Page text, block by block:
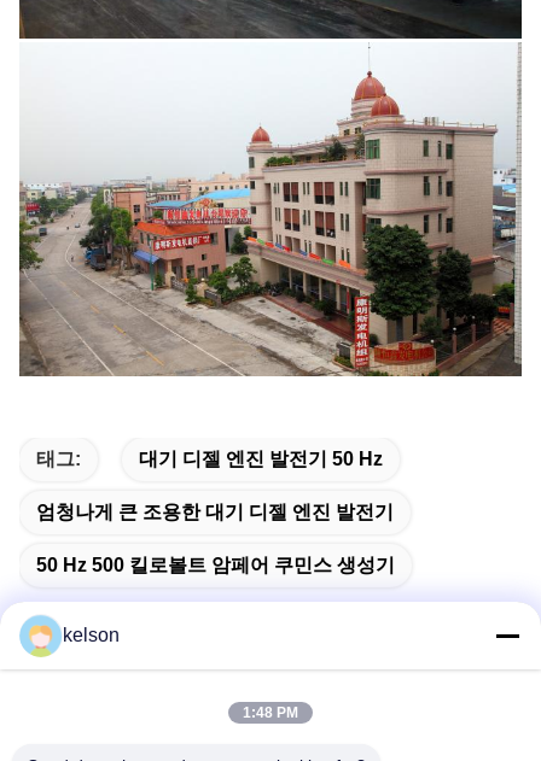
태그: 대기 디젤 엔진 발전기 50 Hz
엄청나게 큰 조용한 대기 디젤 엔진 발전기
50 Hz 500 킬로볼트 암페어 쿠민스 생성기
kelson
1:48 PM